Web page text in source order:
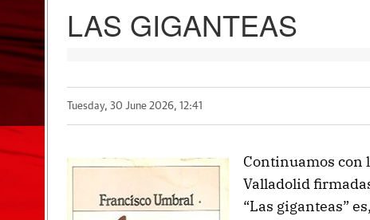
LAS GIGANTEAS
Tuesday, 30 June 2026, 12:41
Continuamos con
Valladolid
“Las giganteas”